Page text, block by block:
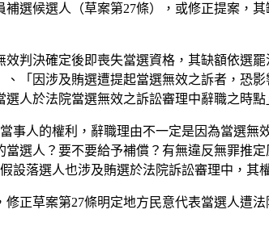
選候選人（草案第27條），或修正提案，
判決確定後即喪失當選資格，其缺額依選
「因涉及賄選遭提起當選無效之訴者，恐
人於法院當選無效之訴訟審理中辭職之時點
事人的權利，辭職理由不一定是因為當選
選人？要不要給予補償？有無違反無罪推
設落選人也涉及賄選於法院訴訟審理中，其
正草案第27條明定地方民意代表當選人遭